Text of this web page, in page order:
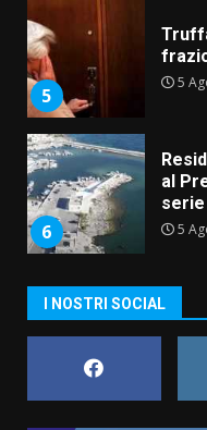
5
5
6
al
serie
5
5
I NOSTRI SOCIAL